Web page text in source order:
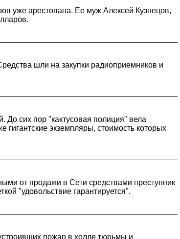
уже арестована. Ее муж Алексей Кузнецов,
шли на закупки радиоприемников и
До сих пор "кактусовая полиция" вела
экземпляры, стоимость которых
от продажи в Сети средствами преступник
"удовольствие гарантируется".
пожар в холле тюрьмы и